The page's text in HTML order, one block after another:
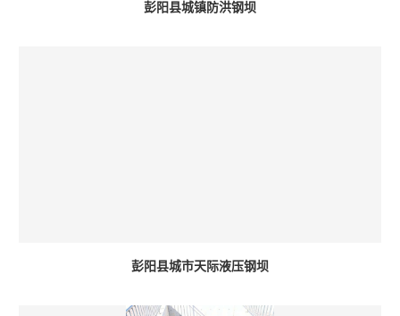
彭阳县城镇防洪钢坝
彭阳县城市天际液压钢坝